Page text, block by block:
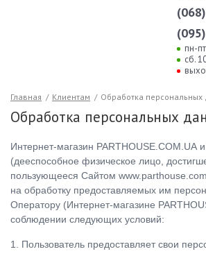
пн-
сб.
Главная / Клиентам / Обработка персональных
Обработка персональных
Интернет-магазин PARTHOUSE.COM.UA
(дееспособное физическое лицо,
пользующееся Сайтом
на обработку предоставляемых им
Оператору (Интернет-магазинe
соблюдении следующих условий:
1. Пользователь предоставляет свои